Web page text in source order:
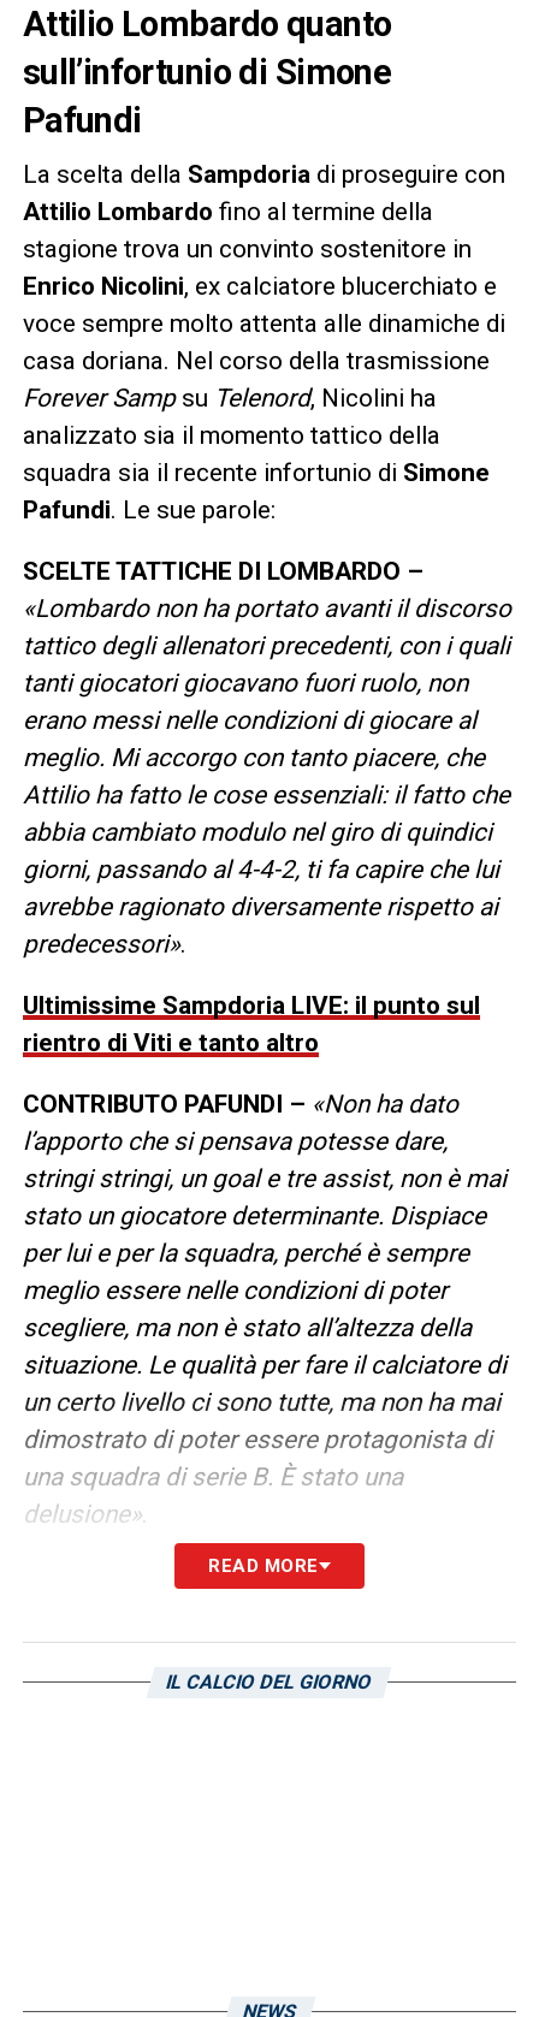
Attilio Lombardo quanto
sull’infortunio di Simone
Pafundi
La scelta della Sampdoriadi proseguire con
Attilio Lombardo fino al termine della
stagione trova un convinto sostenitore in
Enrico Nicolini, ex calciatore blucerchiato e
voce sempre molto attenta alle dinamiche di
casa doriana. Nel corso della trasmissione
Forever Sampsu Telenord, Nicolini ha
analizzato sia il momento tattico della
squadra sia il recente infortunio di Simone
Pafundi. Le sue parole:
SCELTE TATTICHE DI LOMBARDO –
«Lombardo non ha portato avanti il discorso
tattico degli allenatori precedenti, con i quali
tanti giocatori giocavano fuori ruolo, non
erano messi nelle condizioni di giocare al
meglio. Mi accorgo con tanto piacere, che
Attilio ha fatto le cose essenziali: il fatto che
abbia cambiato modulo nel giro di quindici
giorni, passando al 4-4-2, ti fa capire che lui
avrebbe ragionato diversamente rispetto ai
predecessori».
Ultimissime Sampdoria LIVE: il punto sul
rientro di Viti e tanto altro
CONTRIBUTO PAFUNDI – «Non ha dato
l’apporto che si pensava potesse dare,
stringi stringi, un goal e tre assist, non è mai
stato un giocatore determinante. Dispiace
per lui e per la squadra, perché è sempre
meglio essere nelle condizioni di poter
scegliere, ma non è stato all’altezza della
situazione. Le qualità per fare il calciatore di
un certo livello ci sono tutte, ma non ha mai
dimostrato di poter essere protagonista di
una squadra di serie B. È stato una
delusione».
READ MORE
IL CALCIO DEL GIORNO
NEWS